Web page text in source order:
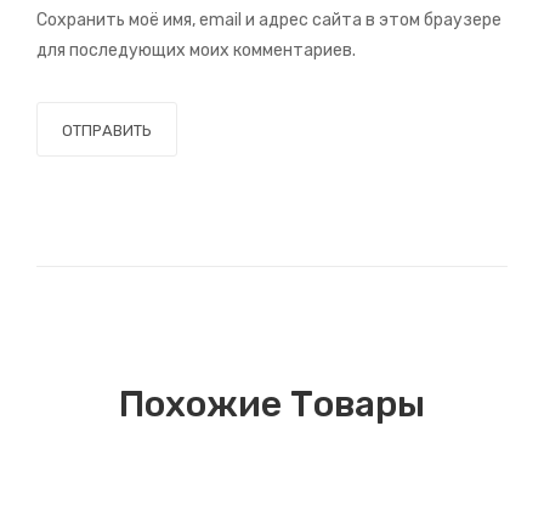
Сохранить моё имя, email и адрес сайта в этом браузере
для последующих моих комментариев.
Похожие Товары